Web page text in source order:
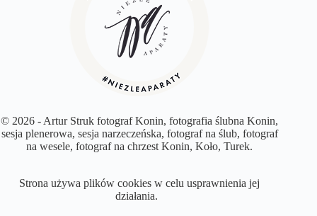
© 2026 - Artur Struk fotograf Konin, fotografia ślubna Konin,
sesja plenerowa, sesja narzeczeńska, fotograf na ślub, fotograf
na wesele, fotograf na chrzest Konin, Koło, Turek.
Strona używa plików cookies w celu usprawnienia jej
działania.